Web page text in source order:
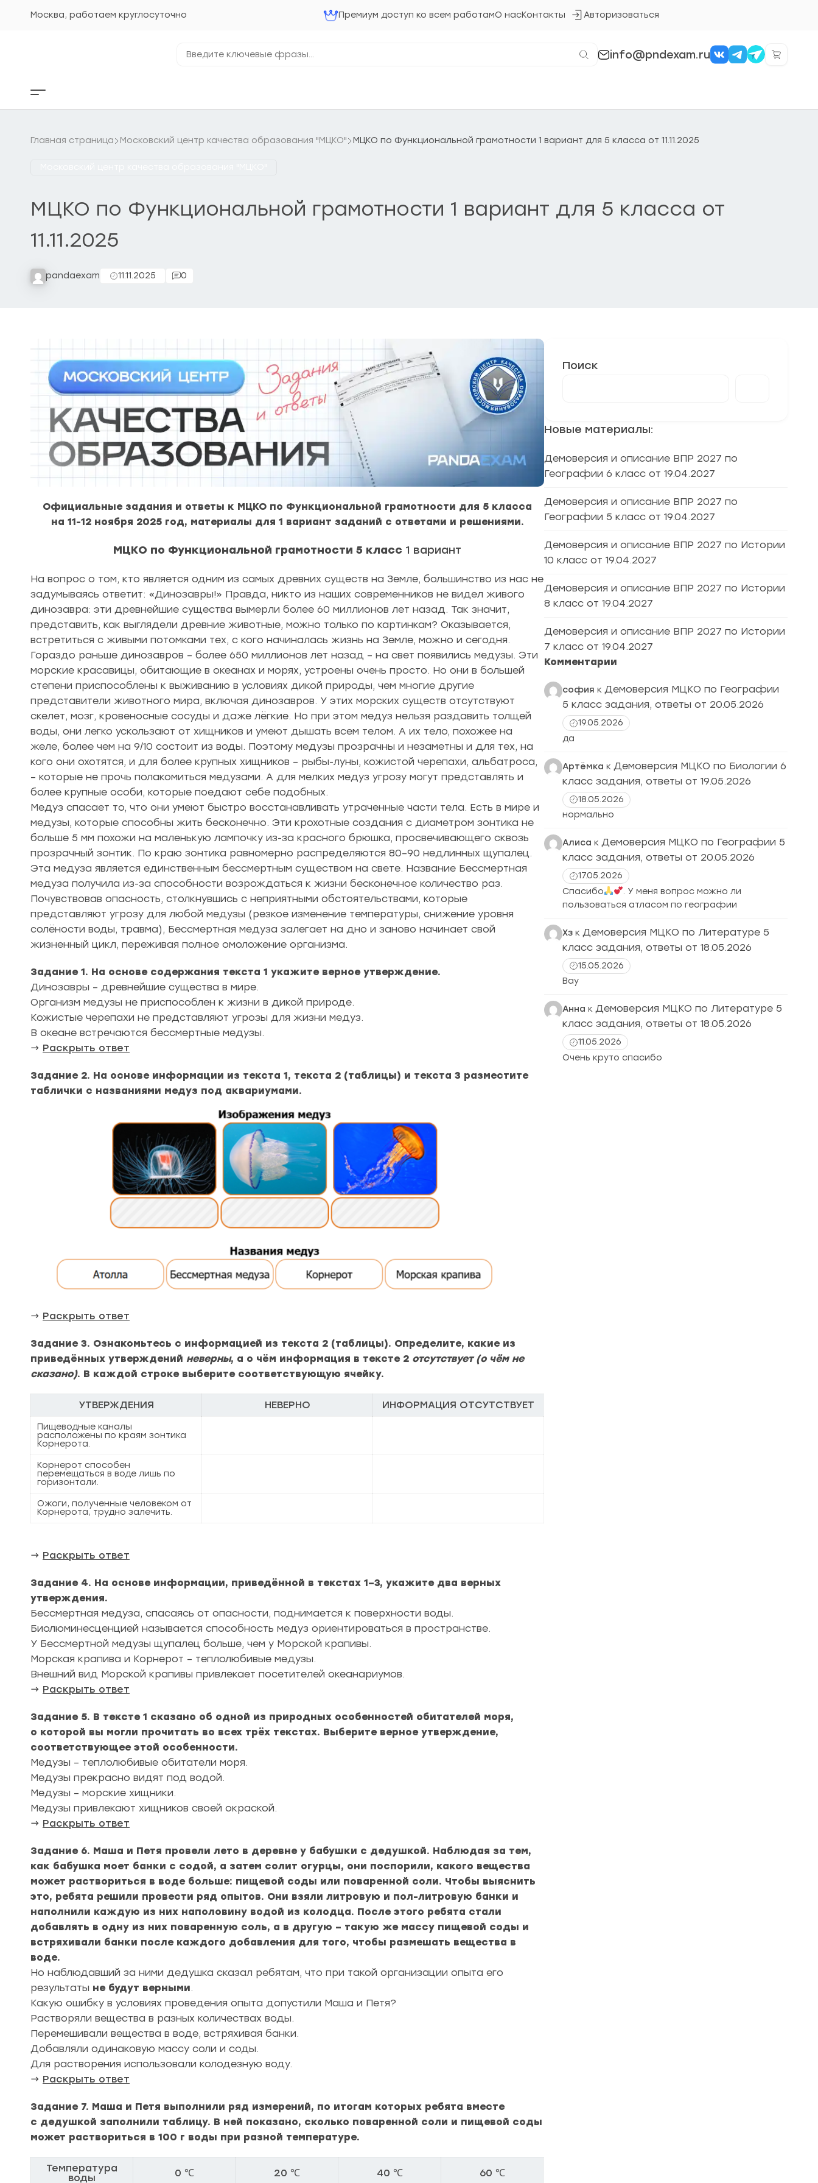
Москва, работаем круглосуточно Премиум доступ ко всем работамО насКонтакты Авторизоваться
Кнопка
ключевые
info@pndexam.ru
Кнопка
бокового
Главная страница Московский центр качества образования "МЦКО" МЦКО по Функциональной грамотности 1 вариант для 5 класса от 11.11.2025
МЦКО по Функциональной грамотности 1 вариант для 5 класса от
11.11.2025
pandaexam 11.11.2025 0
Официальные задания и ответы к МЦКО по Функциональной грамотности для 5 класса
на 11-12 ноября 2025 год, материалы для 1 вариант заданий с ответами и решениями.
МЦКО по Функциональной грамотности 5 класс 1 вариант
На вопрос о том, кто является одним из самых древних существ на Земле, большинство из нас не
задумываясь ответит: «Динозавры!» Правда, никто из наших современников не видел живого
динозавра: эти древнейшие существа вымерли более 60 миллионов лет назад. Так значит,
представить, как выглядели древние животные, можно только по картинкам? Оказывается,
встретиться с живыми потомками тех, с кого начиналась жизнь на Земле, можно и сегодня.
Гораздо раньше динозавров – более 650 миллионов лет назад – на свет появились медузы. Эти
морские красавицы, обитающие в океанах и морях, устроены очень просто. Но они в большей
степени приспособлены к выживанию в условиях дикой природы, чем многие другие
представители животного мира, включая динозавров. У этих морских существ отсутствуют
скелет, мозг, кровеносные сосуды и даже лёгкие. Но при этом медуз нельзя раздавить толщей
воды, они легко ускользают от хищников и умеют дышать всем телом. А их тело, похожее на
желе, более чем на 9/10 состоит из воды. Поэтому медузы прозрачны и незаметны и для тех, на
кого они охотятся, и для более крупных хищников – рыбы-луны, кожистой черепахи, альбатроса,
– которые не прочь полакомиться медузами. А для мелких медуз угрозу могут представлять и
более крупные особи, которые поедают себе подобных.
Медуз спасает то, что они умеют быстро восстанавливать утраченные части тела. Есть в мире и
медузы, которые способны жить бесконечно. Эти крохотные создания с диаметром зонтика не
больше 5 мм похожи на маленькую лампочку из-за красного брюшка, просвечивающего сквозь
прозрачный зонтик. По краю зонтика равномерно распределяются 80–90 недлинных щупалец.
Эта медуза является единственным бессмертным существом на свете. Название Бессмертная
медуза получила из-за способности возрождаться к жизни бесконечное количество раз.
Почувствовав опасность, столкнувшись с неприятными обстоятельствами, которые
представляют угрозу для любой медузы (резкое изменение температуры, снижение уровня
солёности воды, травма), Бессмертная медуза залегает на дно и заново начинает свой
жизненный цикл, переживая полное омоложение организма.
Задание 1. На основе содержания текста 1 укажите верное утверждение.
Динозавры – древнейшие существа в мире.
Организм медузы не приспособлен к жизни в дикой природе.
Кожистые черепахи не представляют угрозы для жизни медуз.
В океане встречаются бессмертные медузы.
→ Раскрыть ответ
Задание 2. На основе информации из текста 1, текста 2 (таблицы) и текста 3 разместите
таблички с названиями медуз под аквариумами.
→ Раскрыть ответ
Задание 3. Ознакомьтесь с информацией из текста 2 (таблицы). Определите, какие из
приведённых утверждений неверны, а о чём информация в тексте 2 отсутствует (о чём не
сказано). В каждой строке выберите соответствующую ячейку.
УТВЕРЖДЕНИЯ НЕВЕРНО ИНФОРМАЦИЯ ОТСУТСТВУЕТ
Пищеводные каналы
расположены по краям зонтика
Корнерота.
Корнерот способен
перемещаться в воде лишь по
горизонтали.
Ожоги, полученные человеком от
Корнерота, трудно залечить.
→ Раскрыть ответ
Задание 4. На основе информации, приведённой в текстах 1–3, укажите два верных
утверждения.
Бессмертная медуза, спасаясь от опасности, поднимается к поверхности воды.
Биолюминесценцией называется способность медуз ориентироваться в пространстве.
У Бессмертной медузы щупалец больше, чем у Морской крапивы.
Морская крапива и Корнерот – теплолюбивые медузы.
Внешний вид Морской крапивы привлекает посетителей океанариумов.
→ Раскрыть ответ
Задание 5. В тексте 1 сказано об одной из природных особенностей обитателей моря,
о которой вы могли прочитать во всех трёх текстах. Выберите верное утверждение,
соответствующее этой особенности.
Медузы – теплолюбивые обитатели моря.
Медузы прекрасно видят под водой.
Медузы – морские хищники.
Медузы привлекают хищников своей окраской.
→ Раскрыть ответ
Задание 6. Маша и Петя провели лето в деревне у бабушки с дедушкой. Наблюдая за тем,
как бабушка моет банки с содой, а затем солит огурцы, они поспорили, какого вещества
может раствориться в воде больше: пищевой соды или поваренной соли. Чтобы выяснить
это, ребята решили провести ряд опытов. Они взяли литровую и пол-литровую банки и
наполнили каждую из них наполовину водой из колодца. После этого ребята стали
добавлять в одну из них поваренную соль, а в другую – такую же массу пищевой соды и
встряхивали банки после каждого добавления для того, чтобы размешать вещества в
воде.
Но наблюдавший за ними дедушка сказал ребятам, что при такой организации опыта его
результаты не будут верными.
Какую ошибку в условиях проведения опыта допустили Маша и Петя?
Растворяли вещества в разных количествах воды.
Перемешивали вещества в воде, встряхивая банки.
Добавляли одинаковую массу соли и соды.
Для растворения использовали колодезную воду.
→ Раскрыть ответ
Задание 7. Маша и Петя выполнили ряд измерений, по итогам которых ребята вместе
с дедушкой заполнили таблицу. В ней показано, сколько поваренной соли и пищевой соды
может раствориться в 100 г воды при разной температуре.
Температура
воды
0 ℃ 20 ℃ 40 ℃ 60 ℃
Поиск
Новые материалы:
Демоверсия и описание ВПР 2027 по
Географии 6 класс от 19.04.2027
Демоверсия и описание ВПР 2027 по
Географии 5 класс от 19.04.2027
Демоверсия и описание ВПР 2027 по Истории
10 класс от 19.04.2027
Демоверсия и описание ВПР 2027 по Истории
8 класс от 19.04.2027
Демоверсия и описание ВПР 2027 по Истории
7 класс от 19.04.2027
Комментарии
софия к Демоверсия МЦКО по Географии
5 класс задания, ответы от 20.05.2026
19.05.2026
да
Артёмка к Демоверсия МЦКО по Биологии 6
класс задания, ответы от 19.05.2026
18.05.2026
нормально
Алиса к Демоверсия МЦКО по Географии 5
класс задания, ответы от 20.05.2026
17.05.2026
Спасибо
. У меня вопрос можно ли
пользоваться атласом по географии
Хз к Демоверсия МЦКО по Литературе 5
класс задания, ответы от 18.05.2026
15.05.2026
Вау
Анна к Демоверсия МЦКО по Литературе 5
класс задания, ответы от 18.05.2026
11.05.2026
Очень круто спасибо